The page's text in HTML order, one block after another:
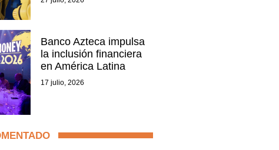
Banco Azteca impulsa
la inclusión financiera
en América Latina
17 julio, 2026